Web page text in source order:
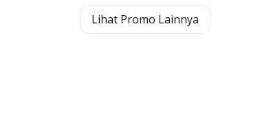
Lihat Promo Lainnya